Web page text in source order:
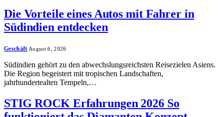
Die Vorteile eines Autos mit Fahrer in
Südindien entdecken
Geschäft August 6, 2026
Südindien gehört zu den abwechslungsreichsten Reisezielen Asiens.
Die Region begeistert mit tropischen Landschaften,
jahrhundertealten Tempeln,…
STIG ROCK Erfahrungen 2026 So